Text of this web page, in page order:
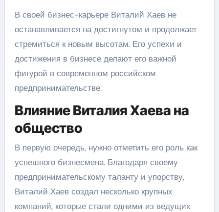
В своей бизнес-карьере Виталий Хаев не
останавливается на достигнутом и продолжает
стремиться к новым высотам. Его успехи и
достижения в бизнесе делают его важной
фигурой в современном российском
предпринимательстве.
Влияние Виталия Хаева на
общество
В первую очередь, нужно отметить его роль как
успешного бизнесмена. Благодаря своему
предпринимательскому таланту и упорству,
Виталий Хаев создал несколько крупных
компаний, которые стали одними из ведущих